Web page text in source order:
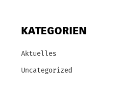
KATEGORIEN
Aktuelles
Uncategorized